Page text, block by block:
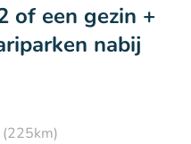
of een gezin +
nabij